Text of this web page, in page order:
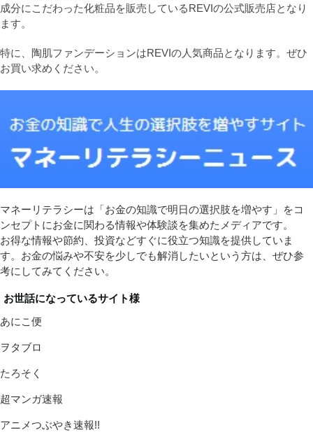
成分にこだわった化粧品を販売しているREVIの公式販売店となり
ます。
特に、陶肌ファンデーションはREVIの人気商品となります。ぜひ
お買い求めください。
マネーリテラシーは「お金の知識で明日の選択肢を増やす」をコ
ンセプトにお金に関わる情報や体験談を集めたメディアです。
お得な情報や節約、投資などすぐに役立つ知識を提供していま
す。お金の悩みや不安を少しでも解消したいという方は、ぜひ参
考にしてみてください。
お世話になっているサイト様
あにこ便
ヲタブロ
たろそく
超マンガ速報
アニメつぶやき速報!!